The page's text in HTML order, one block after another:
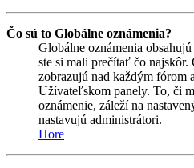
Čo sú to Globálne oznámenia?
Globálne oznámenia
ste si mali prečítať čo najskôr.
zobrazujú nad každým fórom
Užívateľskom panely. To, či
oznámenie, záleží na
nastavujú administrátori.
Hore